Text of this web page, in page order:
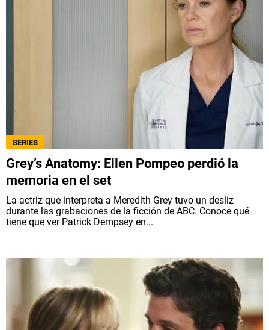
SERIES
Grey’s Anatomy: Ellen Pompeo perdió la
memoria en el set
La actriz que interpreta a Meredith Grey tuvo un desliz
durante las grabaciones de la ficción de ABC. Conoce qué
tiene que ver Patrick Dempsey en...